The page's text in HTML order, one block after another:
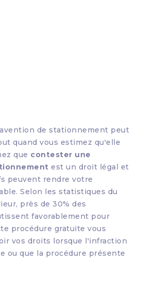
de stationnement peut
quand vous estimez qu'elle
que contester une
est un droit légal et
peuvent rendre votre
Selon les statistiques du
près de 30% des
favorablement pour
procédure gratuite vous
vos droits lorsque l'infraction
ou que la procédure présente